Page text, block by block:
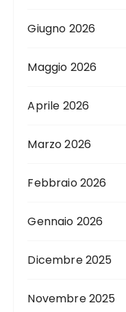
Giugno 2026
Maggio 2026
Aprile 2026
Marzo 2026
Febbraio 2026
Gennaio 2026
Dicembre 2025
Novembre 2025